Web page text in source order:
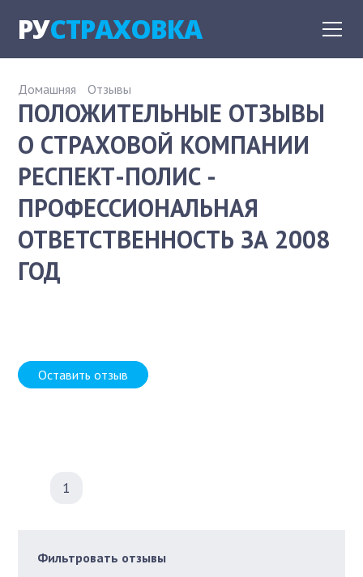
РУСТРАХОВКА
Домашняя Отзывы
ПОЛОЖИТЕЛЬНЫЕ ОТЗЫВЫ
О СТРАХОВОЙ КОМПАНИИ
РЕСПЕКТ-ПОЛИС -
ПРОФЕССИОНАЛЬНАЯ
ОТВЕТСТВЕННОСТЬ ЗА 2008
ГОД
Оставить отзыв
1
Фильтровать отзывы